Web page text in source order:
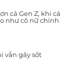
cả Gen Z, khi cá
như cô nữ chính
vẫn gây sốt